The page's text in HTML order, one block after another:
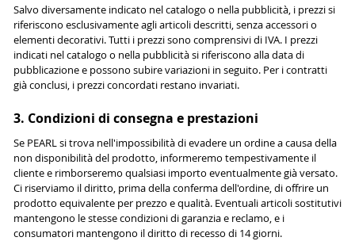
Salvo diversamente indicato nel catalogo o nella pubblicità, i prezzi si
riferiscono esclusivamente agli articoli descritti, senza accessori o
elementi decorativi. Tutti i prezzi sono comprensivi di IVA. I prezzi
indicati nel catalogo o nella pubblicità si riferiscono alla data di
pubblicazione e possono subire variazioni in seguito. Per i contratti
già conclusi, i prezzi concordati restano invariati.
3. Condizioni di consegna e prestazioni
Se PEARL si trova nell'impossibilità di evadere un ordine a causa della
non disponibilità del prodotto, informeremo tempestivamente il
cliente e rimborseremo qualsiasi importo eventualmente già versato.
Ci riserviamo il diritto, prima della conferma dell'ordine, di offrire un
prodotto equivalente per prezzo e qualità. Eventuali articoli sostitutivi
mantengono le stesse condizioni di garanzia e reclamo, e i
consumatori mantengono il diritto di recesso di 14 giorni.